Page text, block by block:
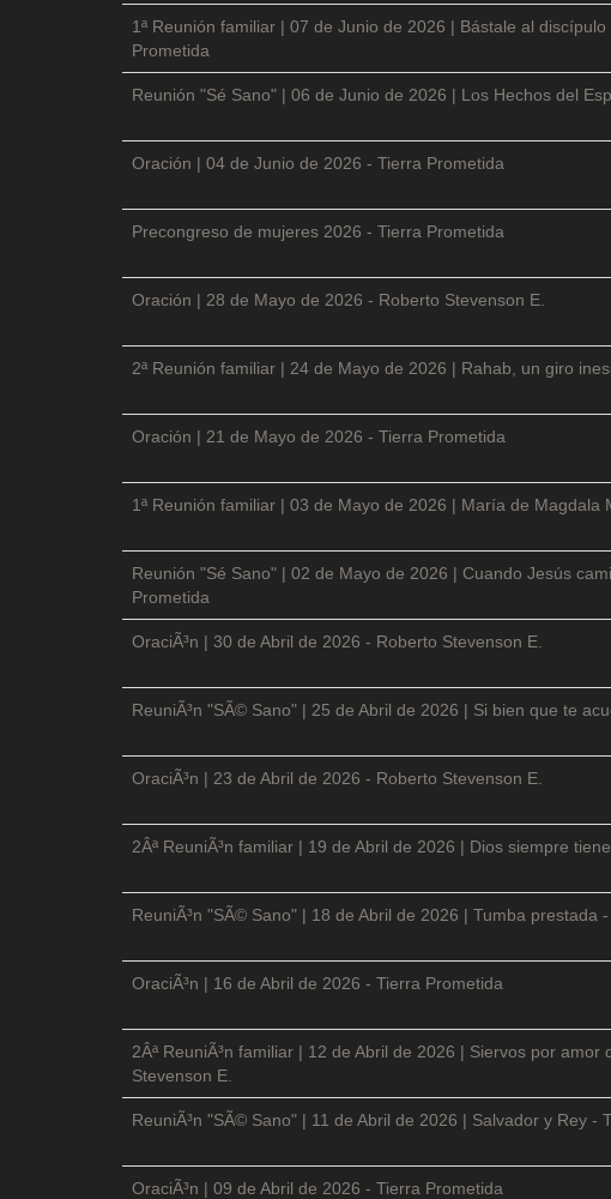
1ª Reunión familiar | 07 de Junio de 2026 | Bástale al
Prometida
Reunión "Sé Sano" | 06 de Junio de 2026 | Los Hechos del
Oración | 04 de Junio de 2026 - Tierra Prometida
Precongreso de mujeres 2026 - Tierra Prometida
Oración | 28 de Mayo de 2026 - Roberto Stevenson E.
2ª Reunión familiar | 24 de Mayo de 2026 | Rahab, un giro
Oración | 21 de Mayo de 2026 - Tierra Prometida
1ª Reunión familiar | 03 de Mayo de 2026 | María de Magdala
Reunión "Sé Sano" | 02 de Mayo de 2026 | Cuando Jesús
Prometida
OraciÃ³n | 30 de Abril de 2026 - Roberto Stevenson E.
ReuniÃ³n "SÃ© Sano" | 25 de Abril de 2026 | Si bien que te
OraciÃ³n | 23 de Abril de 2026 - Roberto Stevenson E.
2Âª ReuniÃ³n familiar | 19 de Abril de 2026 | Dios siempre
ReuniÃ³n "SÃ© Sano" | 18 de Abril de 2026 | Tumba prestada
OraciÃ³n | 16 de Abril de 2026 - Tierra Prometida
2Âª ReuniÃ³n familiar | 12 de Abril de 2026 | Siervos por amor
Stevenson E.
ReuniÃ³n "SÃ© Sano" | 11 de Abril de 2026 | Salvador y Rey -
OraciÃ³n | 09 de Abril de 2026 - Tierra Prometida